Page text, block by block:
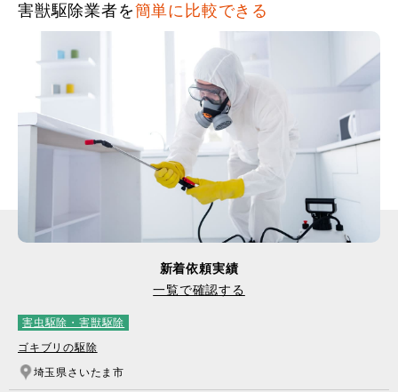
害獣駆除業者を簡単に比較できる
新着依頼実績
一覧で確認する
害虫駆除・害獣駆除
ゴキブリの駆除
埼玉県さいたま市